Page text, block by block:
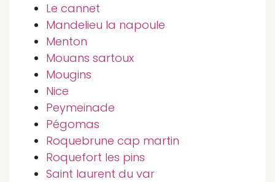
Le cannet
Mandelieu la napoule
Menton
Mouans sartoux
Mougins
Nice
Peymeinade
Pégomas
Roquebrune cap martin
Roquefort les pins
Saint laurent du var